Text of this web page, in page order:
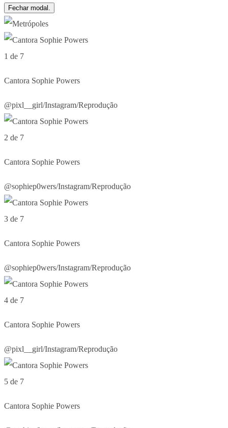
Fechar modal.
1 de 7
Cantora Sophie Powers
@pixl__girl/Instagram/Reprodução
2 de 7
Cantora Sophie Powers
@sophiep0wers/Instagram/Reprodução
3 de 7
Cantora Sophie Powers
@sophiep0wers/Instagram/Reprodução
4 de 7
Cantora Sophie Powers
@pixl__girl/Instagram/Reprodução
5 de 7
Cantora Sophie Powers